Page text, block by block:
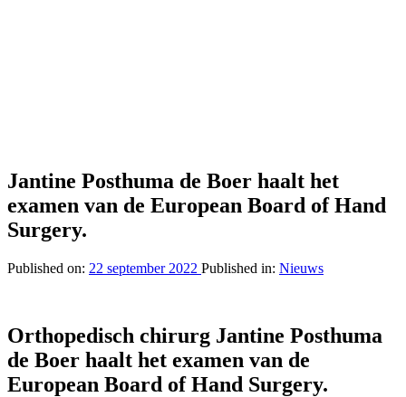
Jantine Posthuma de Boer haalt het
examen van de European Board of Hand
Surgery.
Published on: 22 september 2022 Published in: Nieuws
Orthopedisch chirurg Jantine Posthuma
de Boer haalt het examen van de
European Board of Hand Surgery.